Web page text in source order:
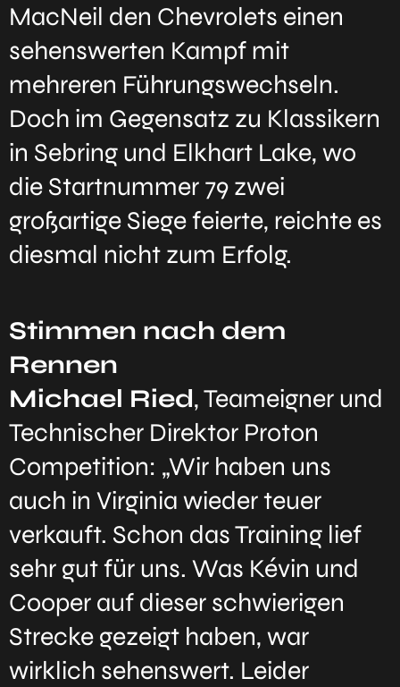
MacNeil den Chevrolets einen
sehenswerten Kampf mit
mehreren Führungswechseln.
Doch im Gegensatz zu Klassikern
in Sebring und Elkhart Lake, wo
die Startnummer 79 zwei
großartige Siege feierte, reichte es
diesmal nicht zum Erfolg.
Stimmen nach dem
Rennen
Michael Ried, Teameigner und
Technischer Direktor Proton
Competition: „Wir haben uns
auch in Virginia wieder teuer
verkauft. Schon das Training lief
sehr gut für uns. Was Kévin und
Cooper auf dieser schwierigen
Strecke gezeigt haben, war
wirklich sehenswert. Leider